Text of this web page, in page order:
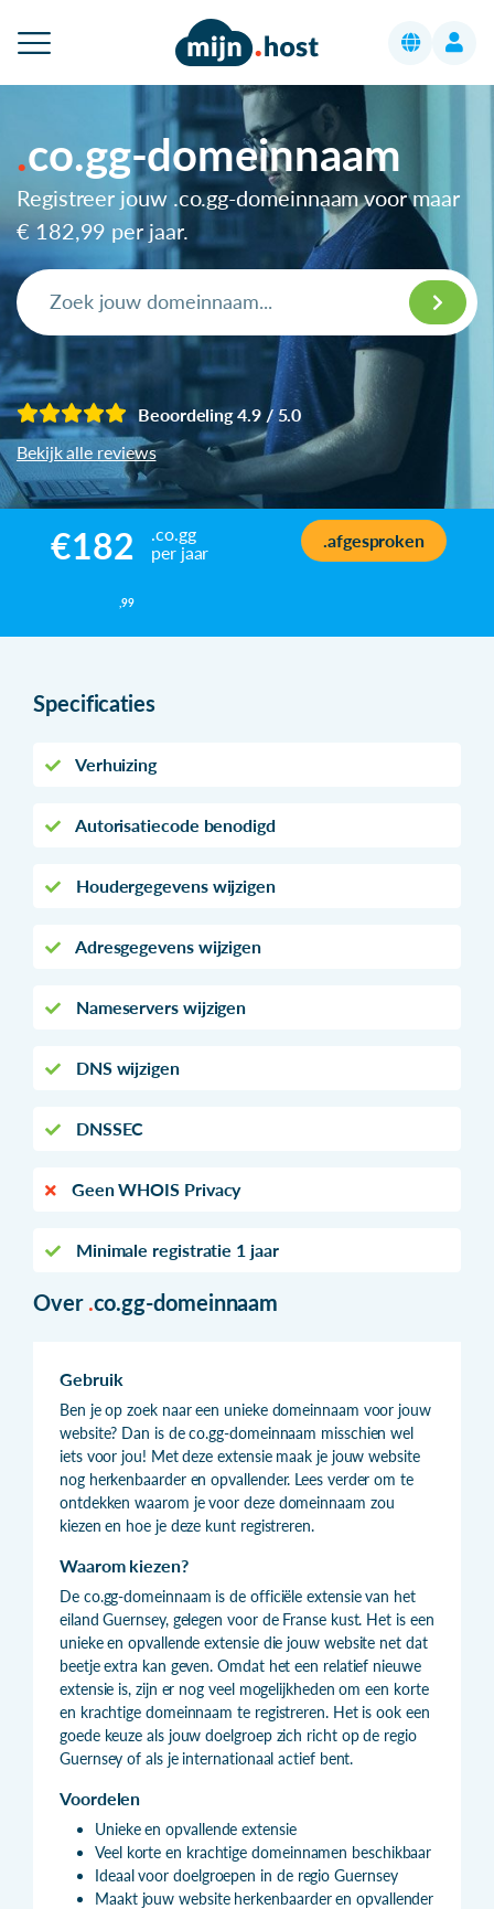
co.gg-domeinnaam
Registreer jouw .co.gg-domeinnaam voor maar
€ 182,99 per jaar.
Beoordeling 4.9 / 5.0
Bekijk alle reviews
€182
,99
.co.gg
per jaar
.afgesproken
Specificaties
Verhuizing
Autorisatiecode benodigd
Houdergegevens wijzigen
Adresgegevens wijzigen
Nameservers wijzigen
DNS wijzigen
DNSSEC
Geen WHOIS Privacy
Minimale registratie 1 jaar
Over .co.gg-domeinnaam
Gebruik
Ben je op zoek naar een unieke domeinnaam voor jouw
website? Dan is de co.gg-domeinnaam misschien wel
iets voor jou! Met deze extensie maak je jouw website
nog herkenbaarder en opvallender. Lees verder om te
ontdekken waarom je voor deze domeinnaam zou
kiezen en hoe je deze kunt registreren.
Waarom kiezen?
De co.gg-domeinnaam is de officiële extensie van het
eiland Guernsey, gelegen voor de Franse kust. Het is een
unieke en opvallende extensie die jouw website net dat
beetje extra kan geven. Omdat het een relatief nieuwe
extensie is, zijn er nog veel mogelijkheden om een korte
en krachtige domeinnaam te registreren. Het is ook een
goede keuze als jouw doelgroep zich richt op de regio
Guernsey of als je internationaal actief bent.
Voordelen
Unieke en opvallende extensie
Veel korte en krachtige domeinnamen beschikbaar
Ideaal voor doelgroepen in de regio Guernsey
Maakt jouw website herkenbaarder en opvallender